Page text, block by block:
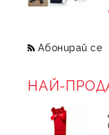
Абонирай се
НАЙ-